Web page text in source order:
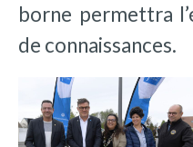
borne permettra
de connaissances.